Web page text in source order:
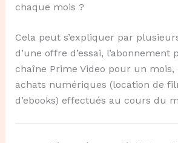
chaque mois ?
Cela peut s’expliquer par
d’une offre d’essai, l’abonnement
chaîne Prime Video pour un
achats numériques (location de
d’ebooks) effectués au cours du